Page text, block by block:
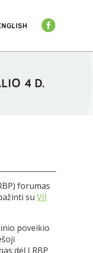
4 D.
forumas
su VII
poveikio
dėl LRBP